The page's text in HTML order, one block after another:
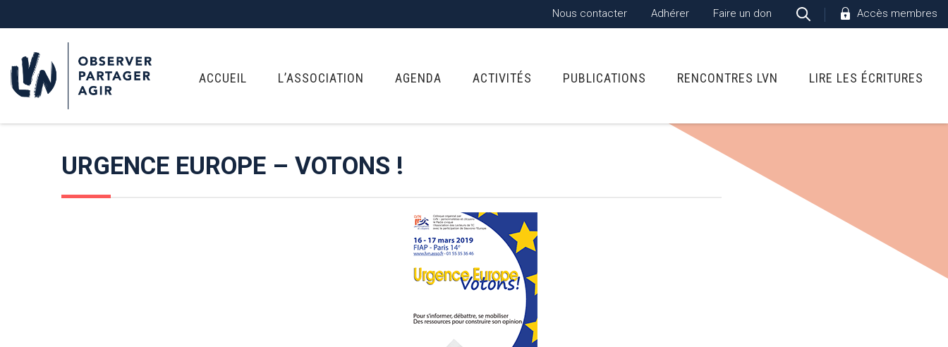
Nous contacter Adhérer Faire un don Accès membres
ACCUEIL L’ASSOCIATION AGENDA ACTIVITÉS PUBLICATIONS RENCONTRES LVN LIRE LES ÉCRITURES
URGENCE EUROPE – VOTONS !